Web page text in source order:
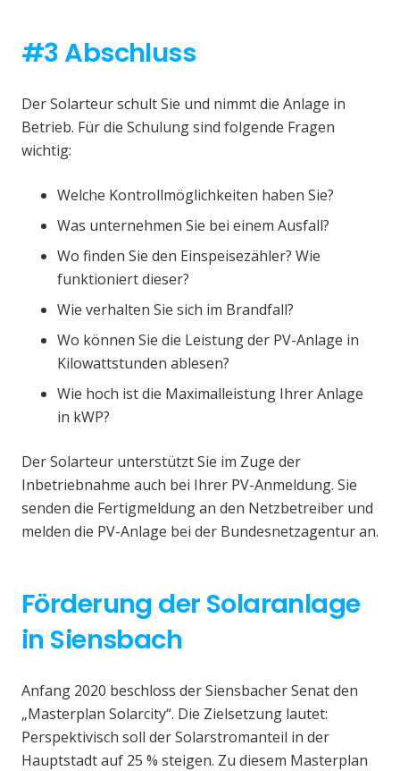
#3 Abschluss
Der Solarteur schult Sie und nimmt die Anlage in
Betrieb. Für die Schulung sind folgende Fragen
wichtig:
Welche Kontrollmöglichkeiten haben Sie?
Was unternehmen Sie bei einem Ausfall?
Wo finden Sie den Einspeisezähler? Wie
funktioniert dieser?
Wie verhalten Sie sich im Brandfall?
Wo können Sie die Leistung der PV-Anlage in
Kilowattstunden ablesen?
Wie hoch ist die Maximalleistung Ihrer Anlage
in kWP?
Der Solarteur unterstützt Sie im Zuge der
Inbetriebnahme auch bei Ihrer PV-Anmeldung. Sie
senden die Fertigmeldung an den Netzbetreiber und
melden die PV-Anlage bei der Bundesnetzagentur an.
Förderung der Solaranlage
in Siensbach
Anfang 2020 beschloss der Siensbacher Senat den
„Masterplan Solarcity“. Die Zielsetzung lautet:
Perspektivisch soll der Solarstromanteil in der
Hauptstadt auf 25 % steigen. Zu diesem Masterplan